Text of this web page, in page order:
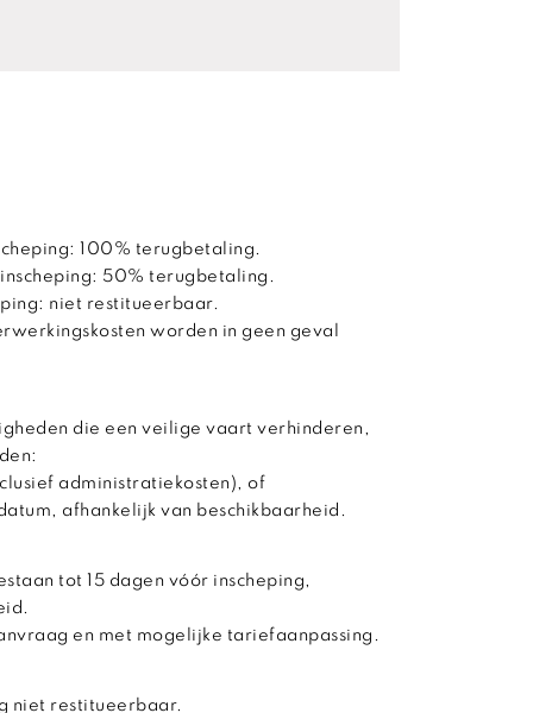
100% terugbetaling.
50% terugbetaling.
niet restitueerbaar.
worden in geen geval
die een veilige vaart verhinderen,
administratiekosten), of
afhankelijk van beschikbaarheid.
tot 15 dagen vóór inscheping,
en met mogelijke tariefaanpassing.
niet restitueerbaar.